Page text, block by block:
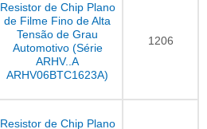
Resistor de Chip Plano
de Filme Fino de Alta
Tensão de Grau
Automotivo (Série
ARHV..A
ARHV06BTC1623A)
1206
Resistor de Chip Plano